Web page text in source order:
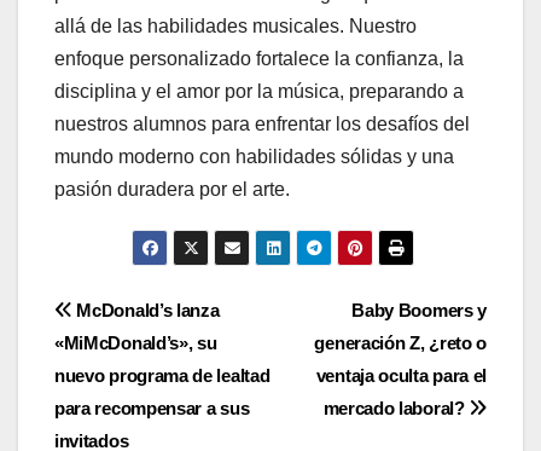
allá de las habilidades musicales. Nuestro
enfoque personalizado fortalece la confianza, la
disciplina y el amor por la música, preparando a
nuestros alumnos para enfrentar los desafíos del
mundo moderno con habilidades sólidas y una
pasión duradera por el arte.
Navegación
de
entradas
Baby Boomers y
generación Z, ¿reto o
ventaja oculta para el
mercado laboral?
McDonald’s lanza
«MiMcDonald’s», su
nuevo programa de lealtad
para recompensar a sus
invitados